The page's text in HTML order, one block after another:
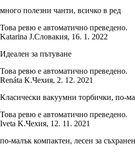
много полезни чанти, всичко в ред
Това ревю е автоматично преведено.
Katarina J.Словакия, 16. 1. 2022
Идеален за пътуване
Това ревю е автоматично преведено.
Renáta K.Чехия, 2. 12. 2021
Класически вакуумни торбички, по-
Това ревю е автоматично преведено.
Iveta K.Чехия, 12. 11. 2021
по-малък компактен, лесен за